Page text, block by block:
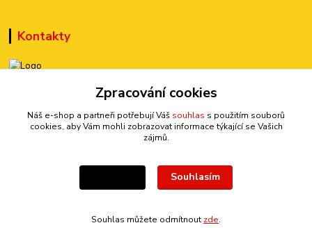
Kontakty
+420 777 899 301
sedmi@kraska1.cz
Zpracování cookies
Náš e-shop a partneři potřebují Váš souhlas s použitím souborů
cookies, aby Vám mohli zobrazovat informace týkající se Vašich
zájmů.
Souhlasím
Souhlas můžete odmítnout zde.